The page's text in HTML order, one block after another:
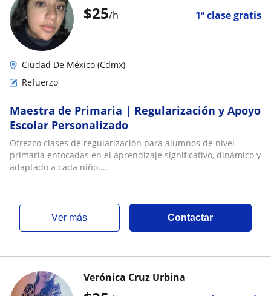
$25/h 1ª clase gratis
Ciudad De México (Cdmx)
Refuerzo
Maestra de Primaria | Regularización y Apoyo
Escolar Personalizado
Ofrezco clases de regularización para alumnos de nivel
primaria enfocadas en el aprendizaje significativo, dinámico y
adaptado a cada niño....
ver más Contactar
Verónica Cruz Urbina